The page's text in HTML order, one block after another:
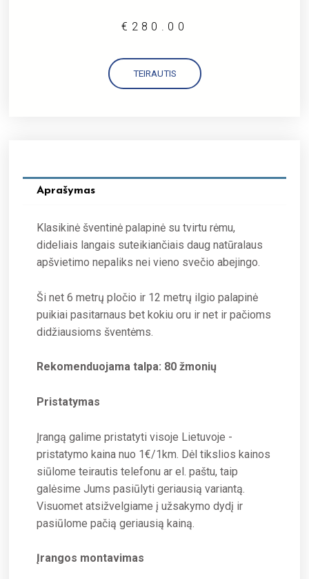
€ 280.00
TEIRAUTIS
Aprašymas
Klasikinė šventinė palapinė su tvirtu rėmu,
dideliais langais suteikiančiais daug natūralaus
apšvietimo nepaliks nei vieno svečio abejingo.
Ši net 6 metrų pločio ir 12 metrų ilgio palapinė
puikiai pasitarnaus bet kokiu oru ir net ir pačioms
didžiausioms šventėms.
Rekomenduojama talpa: 80 žmonių
Pristatymas
Įrangą galime pristatyti visoje Lietuvoje -
pristatymo kaina nuo 1€/1km. Dėl tikslios kainos
siūlome teirautis telefonu ar el. paštu, taip
galėsime Jums pasiūlyti geriausią variantą.
Visuomet atsižvelgiame į užsakymo dydį ir
pasiūlome pačią geriausią kainą.
Įrangos montavimas